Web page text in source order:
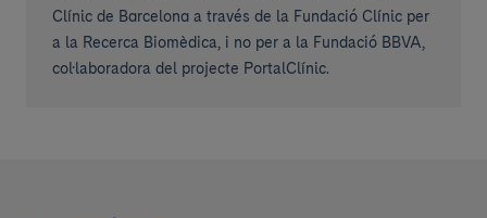
Clínic de Barcelona a través de la Fundació Clínic per
a la Recerca Biomèdica, i no per a la Fundació BBVA,
col·laboradora del projecte PortalClínic.